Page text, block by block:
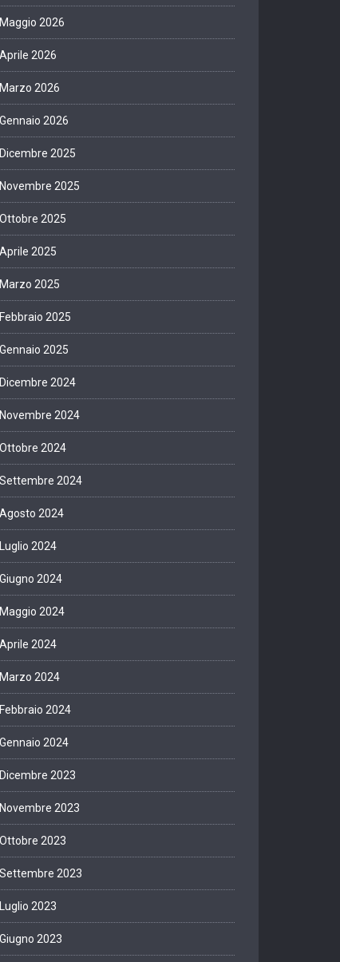
Maggio 2026
Aprile 2026
Marzo 2026
Gennaio 2026
Dicembre 2025
Novembre 2025
Ottobre 2025
Aprile 2025
Marzo 2025
Febbraio 2025
Gennaio 2025
Dicembre 2024
Novembre 2024
Ottobre 2024
Settembre 2024
Agosto 2024
Luglio 2024
Giugno 2024
Maggio 2024
Aprile 2024
Marzo 2024
Febbraio 2024
Gennaio 2024
Dicembre 2023
Novembre 2023
Ottobre 2023
Settembre 2023
Luglio 2023
Giugno 2023